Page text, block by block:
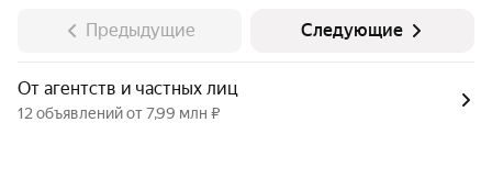
Предыдущие Следующие
От агентств и частных лиц
12 объявлений от 7,99 млн ₽